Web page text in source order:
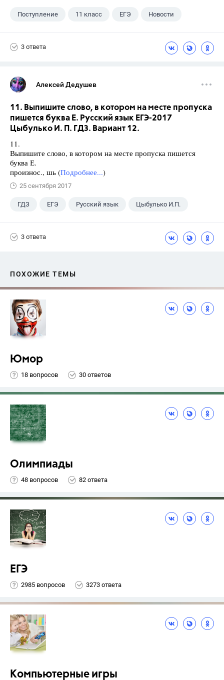
Поступление 11 класс ЕГЭ Новости
3 ответа
Алексей Дедушев
11. Выпишите слово, в котором на месте пропуска
пишется буква Е. Русский язык ЕГЭ-2017
Цыбулько И. П. ГДЗ. Вариант 12.
11.
Выпишите слово, в котором на месте пропуска пишется
буква Е.
произнос., шь (Подробнее...)
25 сентября 2017
ГДЗ ЕГЭ Русский язык Цыбулько И.П.
3 ответа
ПОХОЖИЕ ТЕМЫ
Юмор
18 вопросов 30 ответов
Олимпиады
48 вопросов 82 ответа
ЕГЭ
2985 вопросов 3273 ответа
Компьютерные игры